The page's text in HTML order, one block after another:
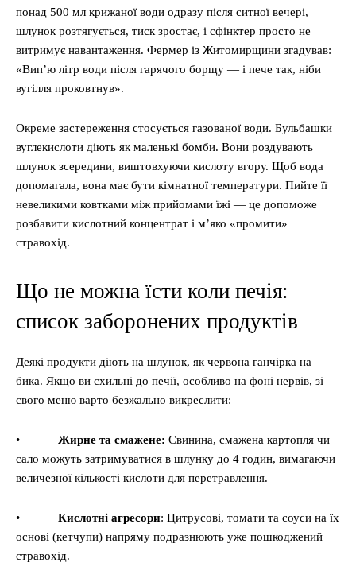
понад 500 мл крижаної води одразу після ситної вечері,
шлунок розтягується, тиск зростає, і сфінктер просто не
витримує навантаження. Фермер із Житомирщини згадував:
«Вип’ю літр води після гарячого борщу — і пече так, ніби
вугілля проковтнув».
Окреме застереження стосується газованої води. Бульбашки
вуглекислоти діють як маленькі бомби. Вони роздувають
шлунок зсередини, виштовхуючи кислоту вгору. Щоб вода
допомагала, вона має бути кімнатної температури. Пийте її
невеликими ковтками між прийомами їжі — це допоможе
розбавити кислотний концентрат і м’яко «промити»
стравохід.
Що не можна їсти коли печія:
список заборонених продуктів
Деякі продукти діють на шлунок, як червона ганчірка на
бика. Якщо ви схильні до печії, особливо на фоні нервів, зі
свого меню варто безжально викреслити:
• Жирне та смажене: Свинина, смажена картопля чи
сало можуть затримуватися в шлунку до 4 годин, вимагаючи
величезної кількості кислоти для перетравлення.
• Кислотні агресори: Цитрусові, томати та соуси на їх
основі (кетчупи) напряму подразнюють уже пошкоджений
стравохід.